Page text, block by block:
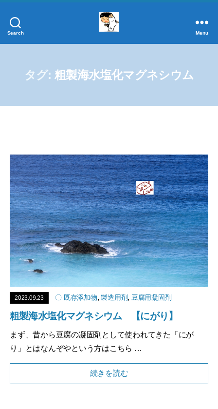
Search
事
し
う！
添
加
物
Menu
タグ: 粗製海水塩化マグネシウム
2023.09.23 〇 既存添加物,製造用剤, 豆腐用凝固剤
粗製海水塩化マグネシウム 【にがり】
まず、昔から豆腐の凝固剤として使われてきた「にが
り」とはなんぞやという方はこちら …
続きを読む